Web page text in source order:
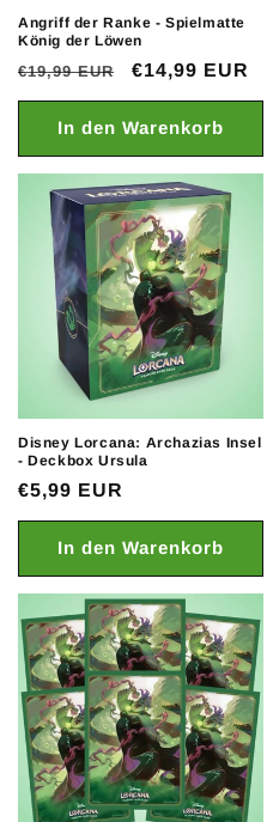
Angriff der Ranke - Spielmatte
König der Löwen
Normaler
Preis
€19,99 EUR Verkaufspreis
€14,99 EUR
In den Warenkorb
Disney Lorcana: Archazias Insel
- Deckbox Ursula
Normaler
Preis
€5,99 EUR
In den Warenkorb